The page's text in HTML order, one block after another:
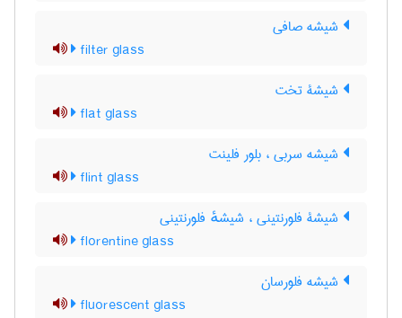
شیشه صافی
filter glass
شیشۀ تخت
flat glass
شیشه سربی ، بلور فلینت
flint glass
شیشۀ فلورنتینی ، شیشهٔ فلورنتینی
florentine glass
شیشه فلورسان
fluorescent glass